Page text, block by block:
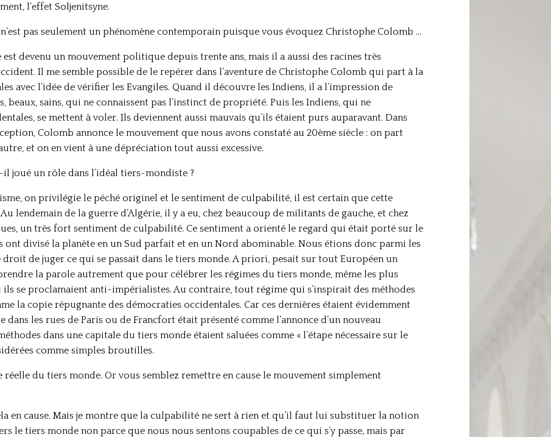
l’effet Soljenitsyne.
pas seulement un phénomène contemporain puisque vous évoquez Christophe Colomb …
est devenu un mouvement politique depuis trente ans, mais il a aussi des racines très
Il me semble possible de le repérer dans l’aventure de Christophe Colomb qui part à la
avec l’idée de vérifier les Evangiles. Quand il découvre les Indiens, il a l’impression de
beaux, sains, qui ne connaissent pas l’instinct de propriété. Puis les Indiens, qui ne
se mettent à voler. Ils deviennent aussi mauvais qu’ils étaient purs auparavant. Dans
Colomb annonce le mouvement que nous avons constaté au 20ème siècle : on part
et on en vient à une dépréciation tout aussi excessive.
il joué un rôle dans l’idéal tiers-mondiste ?
on privilégie le péché originel et le sentiment de culpabilité, il est certain que cette
lendemain de la guerre d’Algérie, il y a eu, chez beaucoup de militants de gauche, et chez
un très fort sentiment de culpabilité. Ce sentiment a orienté le regard qui était porté sur le
ont divisé la planète en un Sud parfait et en un Nord abominable. Nous étions donc parmi les
droit de juger ce qui se passait dans le tiers monde. A priori, pesait sur tout Européen un
la parole autrement que pour célébrer les régimes du tiers monde, même les plus
se proclamaient anti-impérialistes. Au contraire, tout régime qui s’inspirait des méthodes
la copie répugnante des démocraties occidentales. Car ces dernières étaient évidemment
dans les rues de Paris ou de Francfort était présenté comme l’annonce d’un nouveau
dans une capitale du tiers monde étaient saluées comme « l’étape nécessaire sur le
comme simples broutilles.
réelle du tiers monde. Or vous semblez remettre en cause le mouvement simplement
en cause. Mais je montre que la culpabilité ne sert à rien et qu’il faut lui substituer la notion
le tiers monde non parce que nous nous sentons coupables de ce qui s’y passe, mais par